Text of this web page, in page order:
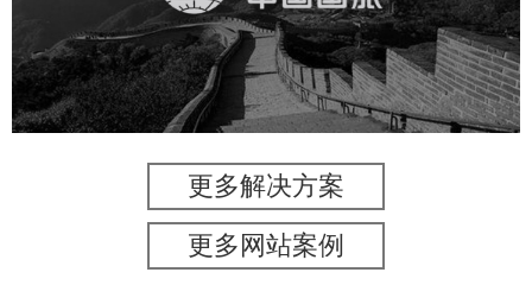
旅游休闲 电商网站 网站建设
更多解决方案
更多网站案例